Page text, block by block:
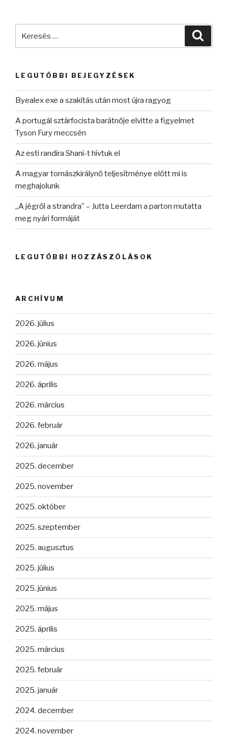
LEGUTÓBBI BEJEGYZÉSEK
Byealex exe a szakítás után most újra ragyog
A portugál sztárfocista barátnője elvitte a figyelmet
Tyson Fury meccsén
Az esti randira Shani-t hívtuk el
A magyar tornászkirálynő teljesítménye előtt mi is
meghajolunk
„A jégről a strandra” – Jutta Leerdam a parton mutatta
meg nyári formáját
LEGUTÓBBI HOZZÁSZÓLÁSOK
ARCHÍVUM
2026. július
2026. június
2026. május
2026. április
2026. március
2026. február
2026. január
2025. december
2025. november
2025. október
2025. szeptember
2025. augusztus
2025. július
2025. június
2025. május
2025. április
2025. március
2025. február
2025. január
2024. december
2024. november